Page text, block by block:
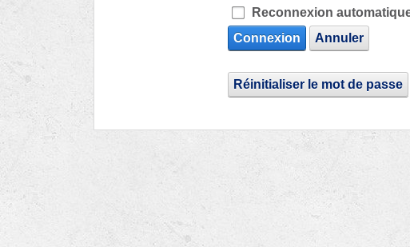
Reconnexion
Connexion
Annuler
Réinitialiser le mot de passe